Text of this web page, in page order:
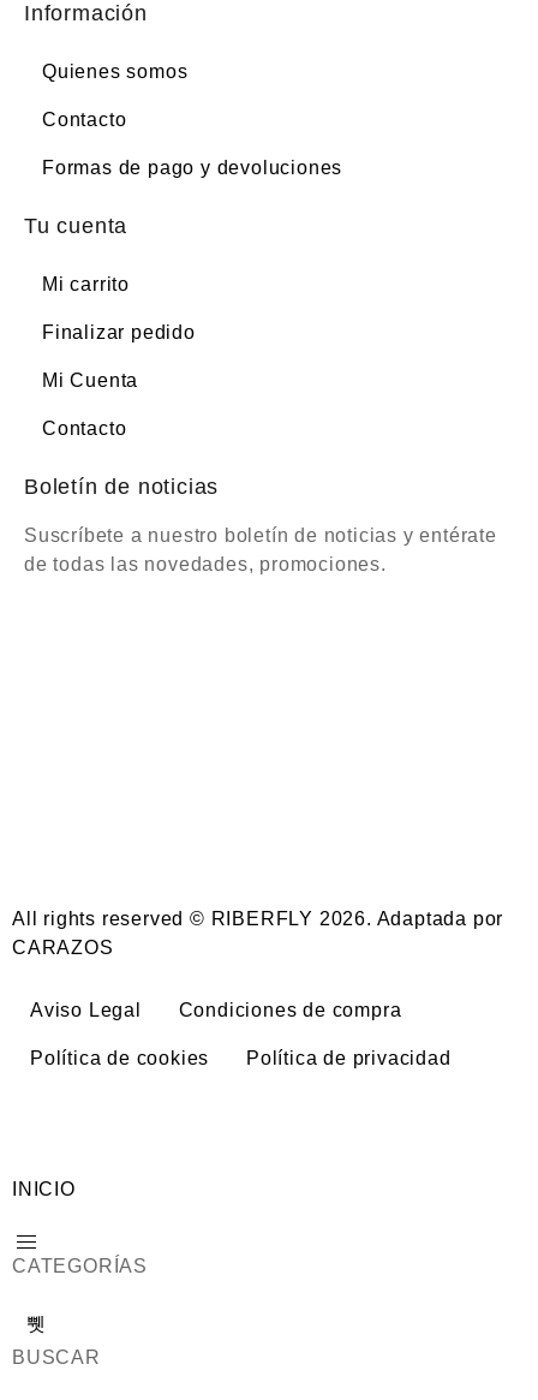
Información
Quienes somos
Contacto
Formas de pago y devoluciones
Tu cuenta
Mi carrito
Finalizar pedido
Mi Cuenta
Contacto
Boletín de noticias
Suscríbete a nuestro boletín de noticias y entérate
de todas las novedades, promociones.
All rights reserved © RIBERFLY 2026. Adaptada por
CARAZOS
Aviso Legal Condiciones de compra
Política de cookies Política de privacidad
INICIO
CATEGORÍAS
BUSCAR